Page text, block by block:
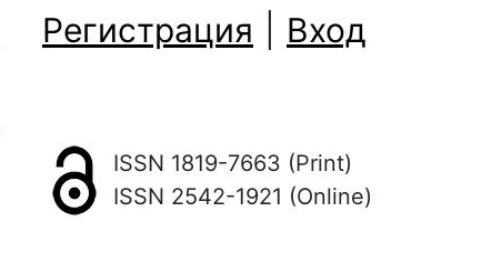
Регистрация Вход
ISSN 1819-7663 (Print)
ISSN 2542-1921 (Online)